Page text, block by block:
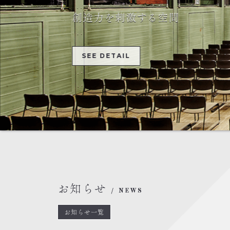
創造力を刺激する空間
SEE DETAIL
お知らせ NEWS
お知らせ一覧